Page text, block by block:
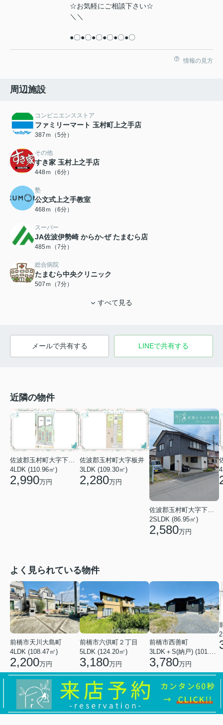
☆お気軽にご相談下さい☆
＼＼
●〇●〇●〇●〇●〇●〇
情報の見方
周辺施設
コンビニエンスストア
ファミリーマート 玉村町上之手店
387ｍ（5分）
その他
すき家 玉村上之手店
448ｍ（6分）
塾
公文式上之手教室
468ｍ（6分）
スーパー
JA佐波伊勢崎 からか-ぜ たまむら店
485ｍ（7分）
総合病院
たまむら中央クリニック
507ｍ（7分）
すべて見る
メールで共有する LINEで共有する
近隣の物件
佐波郡玉村町大字下新田
4LDK (110.96㎡)
2,990万円
佐波郡玉村町大字板井
3LDK (109.30㎡)
2,280万円
2SLDK (86.95㎡)
2,580万円
よく見られている物件
前橋市天川大島町
4LDK (108.47㎡)
2,200万円
前橋市六供町２丁目
5LDK (124.20㎡)
3,180万円
前橋市西善町
3,780万円